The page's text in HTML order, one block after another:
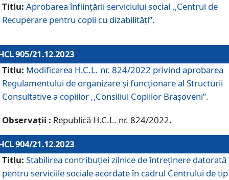
Titlu: Aprobarea înființării serviciului social ,,Centrul de
Recuperare pentru copii cu dizabilități”.
905/21.12.2023
Titlu: Modificarea H.C.L. nr. 824/2022 privind aprobarea
Regulamentului de organizare şi funcţionare al Structurii
Consultative a copiilor ,,Consiliul Copiilor Braşoveni”.
Observații : Republică H.C.L. nr. 824/2022.
904/21.12.2023
Titlu: Stabilirea contribuţiei zilnice de întreținere datorată
pentru serviciile sociale acordate în cadrul Centrului de tip